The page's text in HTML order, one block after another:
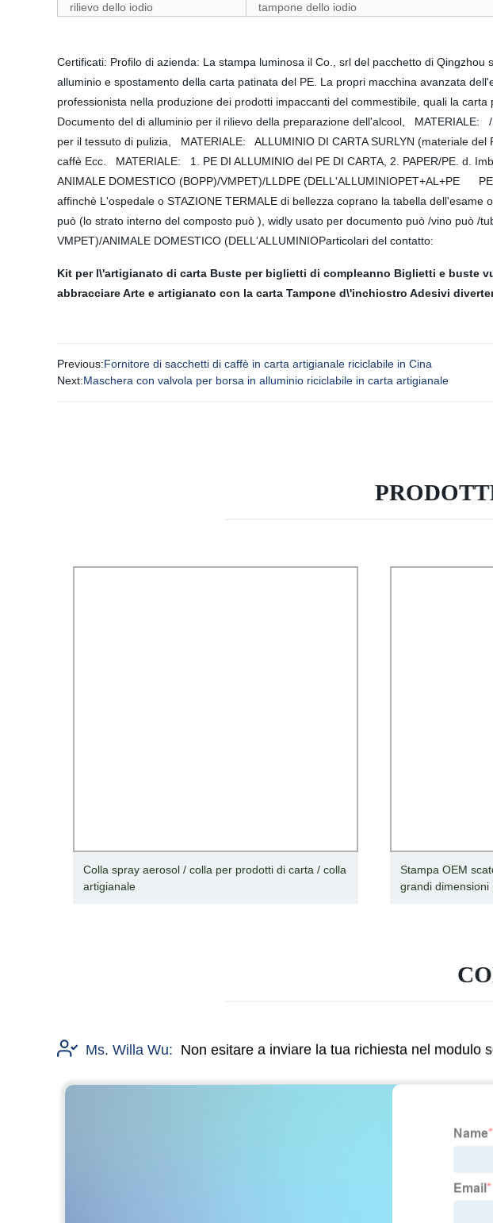
rilievo dello iodio tampone dello iodio
Certificati: Profilo di azienda: La stampa luminosa il Co., srl del pacchetto di
alluminio e spostamento della carta patinata del PE. La propri macchina avanzata
professionista nella produzione dei prodotti impaccanti del commestibile, quali la
Documento del di alluminio per il rilievo della preparazione dell'alcool, MATERIALE:
per il tessuto di pulizia, MATERIALE: ALLUMINIO DI CARTA SURLYN (materiale
caffè Ecc. MATERIALE: 1. PE DI ALLUMINIO del PE DI CARTA, 2. PAPER/PE. d.
ANIMALE DOMESTICO (BOPP)/VMPET)/LLDPE
affinchè L'ospedale o STAZIONE TERMALE di bellezza coprano la tabella
può (lo strato interno del composto può ), widly usato per documento può /vino può
VMPET)/ANIMALE DOMESTICO (DELL'ALLUMINIOParticolari del contatto:
Kit per l\'artigianato di carta Buste per biglietti di compleanno Biglietti e buste
abbracciareArte e artigianato con la carta Tampone d\'inchiostro Adesivi
Previous:Fornitore di sacchetti di caffè in carta artigianale riciclabile in Cina
Next:Maschera con valvola per borsa in alluminio riciclabile in carta artigianale
Colla spray aerosol / colla per prodotti di carta / colla
artigianale
Stampa OEM
grandi dimensioni
Ms. Willa Wu: Non esitare a inviare la tua richiesta nel modulo